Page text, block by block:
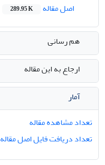
اصل مقاله
289.95 K
هم رسانی
ارجاع به این مقاله
آمار
تعداد مشاهده مقاله
تعداد دریافت فایل اصل مقاله